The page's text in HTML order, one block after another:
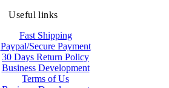
Useful links
Fast Shipping
Paypal/Secure Payment
30 Days Return Policy
Business Development
Terms of Us